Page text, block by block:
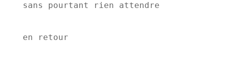
sans pourtant rien attendre
en retour